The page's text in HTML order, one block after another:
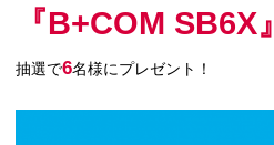
『B+COM SB6X』
抽選で6名様にプレゼント！